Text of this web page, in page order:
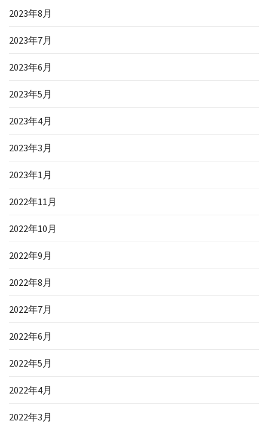
2023年8月
2023年7月
2023年6月
2023年5月
2023年4月
2023年3月
2023年1月
2022年11月
2022年10月
2022年9月
2022年8月
2022年7月
2022年6月
2022年5月
2022年4月
2022年3月